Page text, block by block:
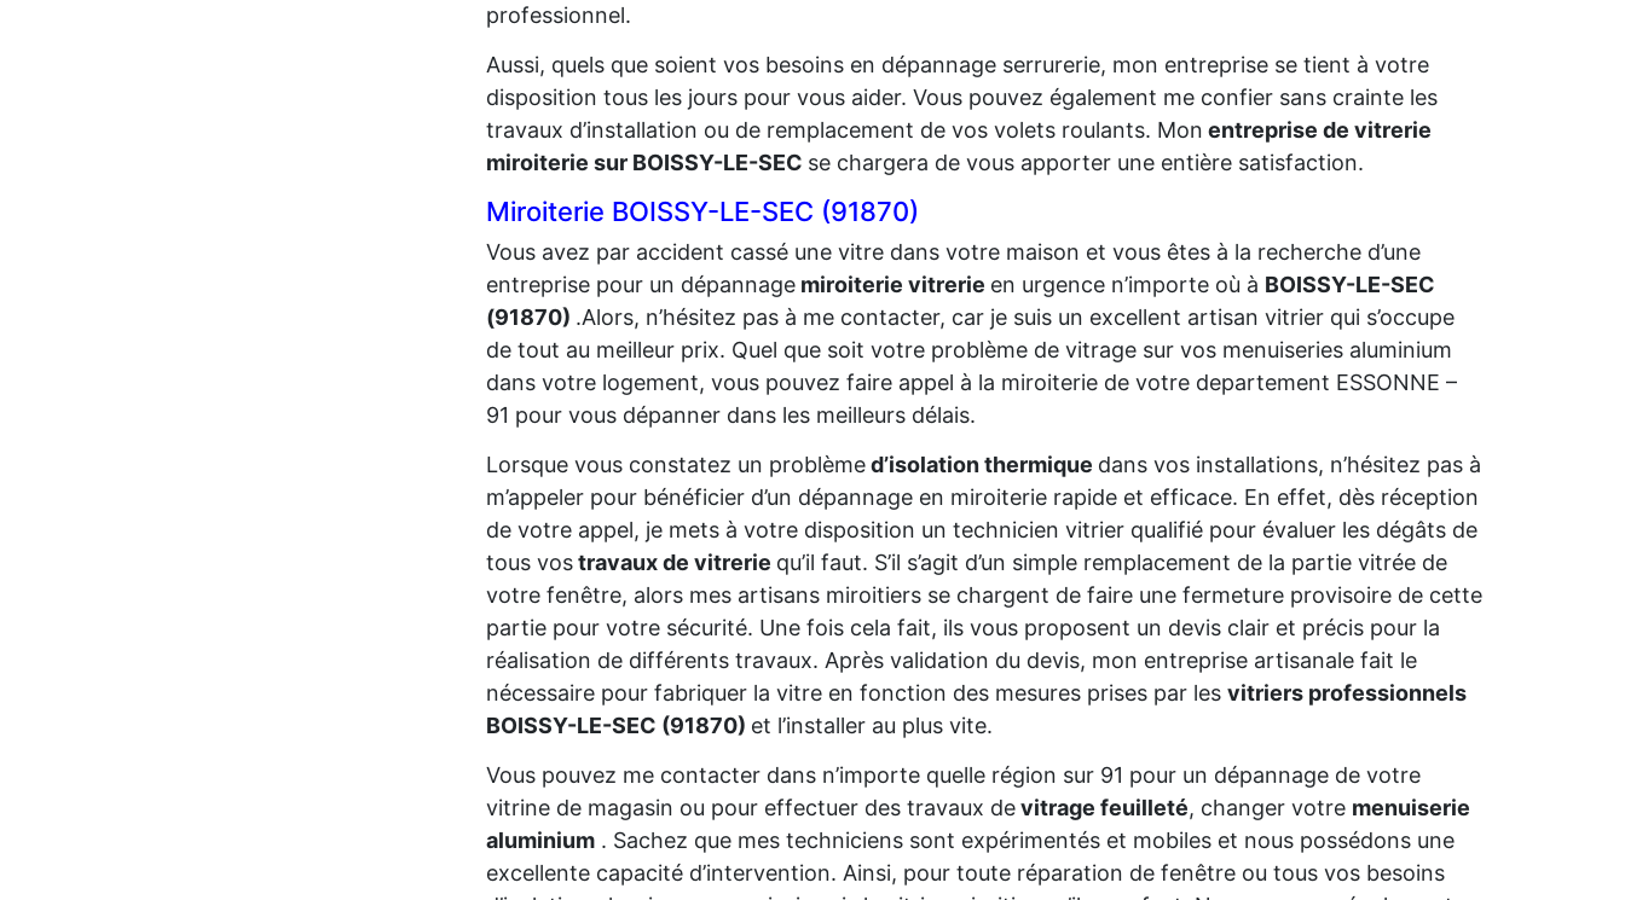
professionnel.
Aussi, quels que soient vos besoins en dépannage serrurerie, mon entreprise se tient à votre
disposition tous les jours pour vous aider. Vous pouvez également me confier sans crainte les
travaux d’installation ou de remplacement de vos volets roulants. Mon entreprise de vitrerie
miroiterie sur BOISSY-LE-SEC se chargera de vous apporter une entière satisfaction.
Miroiterie BOISSY-LE-SEC (91870)
Vous avez par accident cassé une vitre dans votre maison et vous êtes à la recherche d’une
entreprise pour un dépannage miroiterie vitrerie en urgence n’importe où à BOISSY-LE-SEC
(91870) .Alors, n’hésitez pas à me contacter, car je suis un excellent artisan vitrier qui s’occupe
de tout au meilleur prix. Quel que soit votre problème de vitrage sur vos menuiseries aluminium
dans votre logement, vous pouvez faire appel à la miroiterie de votre departement ESSONNE –
91 pour vous dépanner dans les meilleurs délais.
Lorsque vous constatez un problèmed’isolation thermique dans vos installations, n’hésitez pas à
m’appeler pour bénéficier d’un dépannage en miroiterie rapide et efficace. En effet, dès réception
de votre appel, je mets à votre disposition un technicien vitrier qualifié pour évaluer les dégâts de
tous vostravaux de vitrerie qu’il faut. S’il s’agit d’un simple remplacement de la partie vitrée de
votre fenêtre, alors mes artisans miroitiers se chargent de faire une fermeture provisoire de cette
partie pour votre sécurité. Une fois cela fait, ils vous proposent un devis clair et précis pour la
réalisation de différents travaux. Après validation du devis, mon entreprise artisanale fait le
nécessaire pour fabriquer la vitre en fonction des mesures prises par les vitriers professionnels
BOISSY-LE-SEC (91870) et l’installer au plus vite.
Vous pouvez me contacter dans n’importe quelle région sur 91 pour un dépannage de votre
vitrine de magasin ou pour effectuer des travaux devitrage feuilleté, changer votre menuiserie
aluminium . Sachez que mes techniciens sont expérimentés et mobiles et nous possédons une
excellente capacité d’intervention. Ainsi, pour toute réparation de fenêtre ou tous vos besoins